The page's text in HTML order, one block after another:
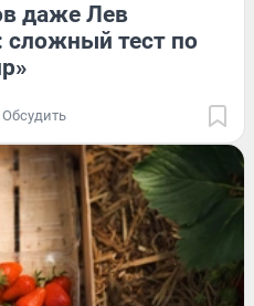
даже Лев
сложный тест по
Обсудить